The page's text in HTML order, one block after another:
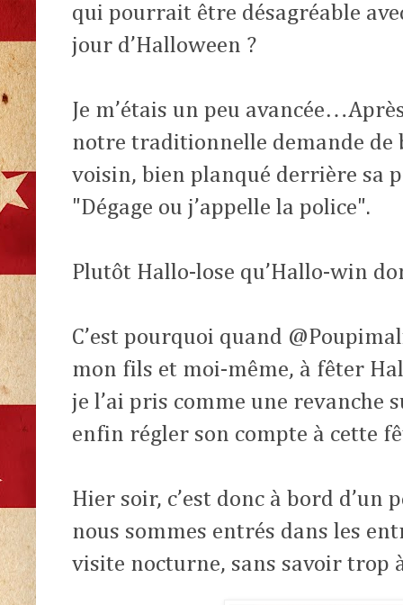
qui pourrait être désagréable
jour d’Halloween ?
Je m’étais un peu
notre traditionnelle demande de
voisin, bien planqué derrière sa
"Dégage ou j’appelle la police".
Plutôt Hallo-lose qu’Hallo-win
C’est pourquoi quand
mon fils et moi-même, à fêter
je l’ai pris comme une revanche
enfin régler son compte à cette
Hier soir, c’est donc à bord
nous sommes entrés dans les
visite nocturne, sans savoir trop